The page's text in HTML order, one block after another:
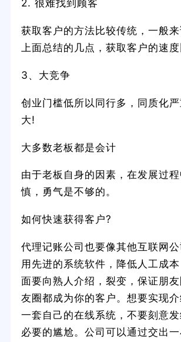
2. 很难找到顾客
获取客户的方法比较传统，一般
上面总结的几点，获取客户的速度
3、大竞争
创业门槛低所以同行多，同质化
大!
大多数老板都是会计
由于老板自身的因素，在发展过
慎，勇气是不够的。
如何快速获得客户?
代理记账公司也要像其他互联网
用先进的系统软件，降低人工成
面要向熟人介绍，裂变，保证朋
友圈都成为你的客户。想要实现
一套自己的在线系统，不要刻意
必要的尴尬。公司可以通过交出